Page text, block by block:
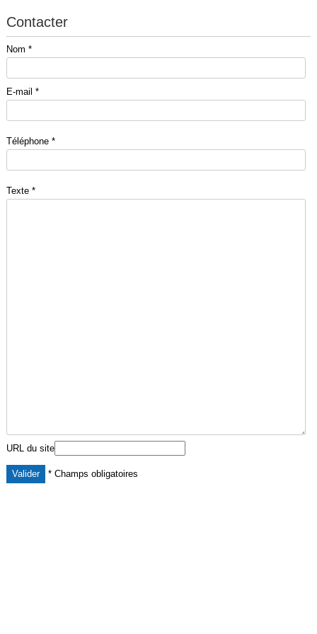
Contacter
Nom *
E-mail *
Téléphone *
Texte *
URL du site
* Champs obligatoires